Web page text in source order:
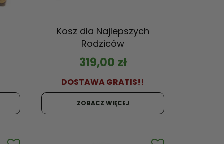
Kosz dla Najlepszych
Rodziców
319,00 zł
DOSTAWA GRATIS!!
ZOBACZ WIĘCEJ